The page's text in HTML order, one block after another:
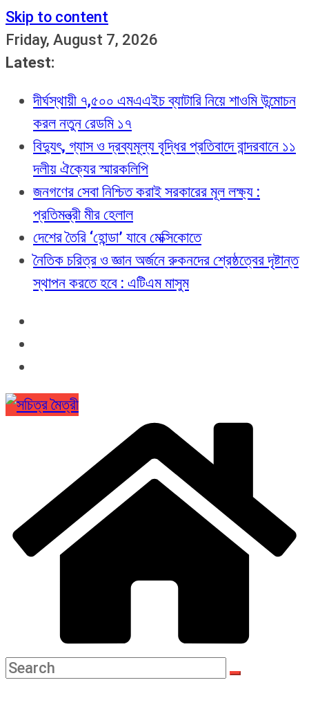
Skip to content
Friday, August 7, 2026
Latest:
দীর্ঘস্থায়ী ৭,৫০০ এমএএইচ ব্যাটারি নিয়ে শাওমি উন্মোচন
করল নতুন রেডমি ১৭
বিদ্যুৎ, গ্যাস ও দ্রব্যমূল্য বৃদ্ধির প্রতিবাদে বান্দরবানে ১১
দলীয় ঐক্যের স্মারকলিপি
জনগণের সেবা নিশ্চিত করাই সরকারের মূল লক্ষ্য :
প্রতিমন্ত্রী মীর হেলাল
দেশের তৈরি ‘হোন্ডা’ যাবে মেক্সিকোতে
নৈতিক চরিত্র ও জ্ঞান অর্জনে রুকনদের শ্রেষ্ঠত্বের দৃষ্টান্ত
স্থাপন করতে হবে : এটিএম মাসুম